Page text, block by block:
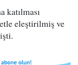
katılması
eleştirilmiş ve